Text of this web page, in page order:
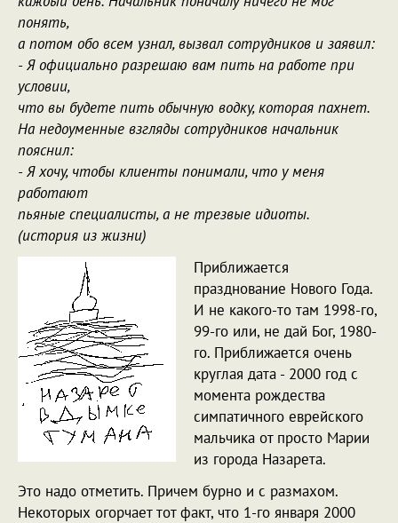
понять,
а потом обо всем узнал, вызвал сотрудников и заявил:
- Я официально разрешаю вам пить на работе при
условии,
что вы будете пить обычную водку, которая пахнет.
На недоуменные взгляды сотрудников начальник
пояснил:
- Я хочу, чтобы клиенты понимали, что у меня
работают
пьяные специалисты, а не трезвые идиоты.
(история из жизни)
Приближается
празднование Нового Года.
И не какого-то там 1998-го,
99-го или, не дай Бог, 1980-
го. Приближается очень
круглая дата - 2000 год с
момента рождества
симпатичного еврейского
мальчика от просто Марии
из города Назарета.
Это надо отметить. Причем бурно и с размахом.
Некоторых огорчает тот факт, что 1-го января 2000